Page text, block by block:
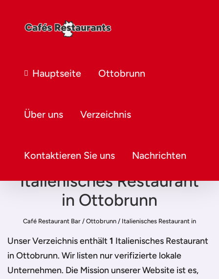
Hauptseite Ottobrunn
Über uns Verzeichnis
Kontaktieren Sie uns Nachrichten
Italienisches Restaurant
in Ottobrunn
Café Restaurant Bar / Ottobrunn / Italienisches Restaurant in
Unser Verzeichnis enthält1 Italienisches Restaurant
in Ottobrunn. Wir listen nur verifizierte lokale
Unternehmen. Die Mission unserer Website ist es,